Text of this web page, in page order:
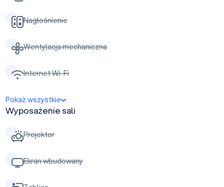
Nagłośnienie
Wentylacja mechaniczna
Internet Wi-Fi
Pokaż wszystkie
Wyposażenie sali
Projektor
Ekran wbudowany